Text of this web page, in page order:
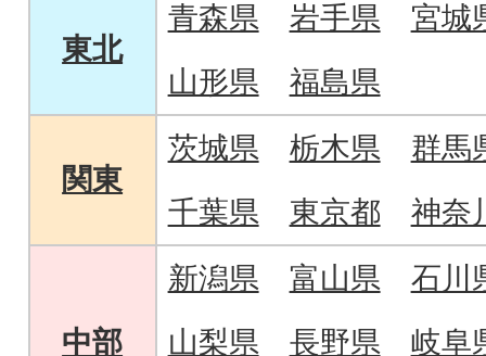
東北
青森県 岩手県
宮城
山形県
福島県
関東
茨城県 栃木県
群馬
千葉県
東京都 神奈
中部
新潟県 富山県
石川
山梨県
長野県 岐阜